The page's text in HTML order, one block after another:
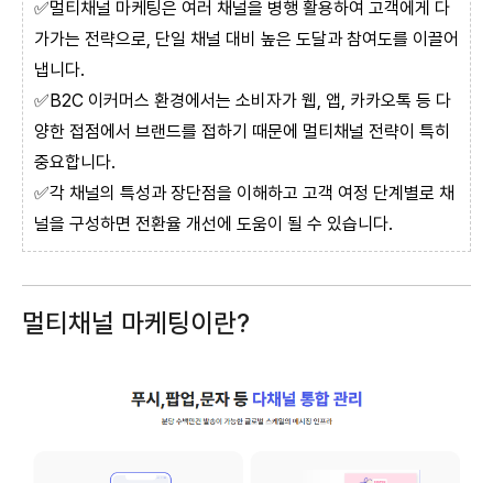
✅멀티채널 마케팅은 여러 채널을 병행 활용하여 고객에게 다
가가는 전략으로, 단일 채널 대비 높은 도달과 참여도를 이끌어
냅니다.
✅B2C 이커머스 환경에서는 소비자가 웹, 앱, 카카오톡 등 다
양한 접점에서 브랜드를 접하기 때문에 멀티채널 전략이 특히
중요합니다.
✅각 채널의 특성과 장단점을 이해하고 고객 여정 단계별로 채
널을 구성하면 전환율 개선에 도움이 될 수 있습니다.
멀티채널 마케팅이란?